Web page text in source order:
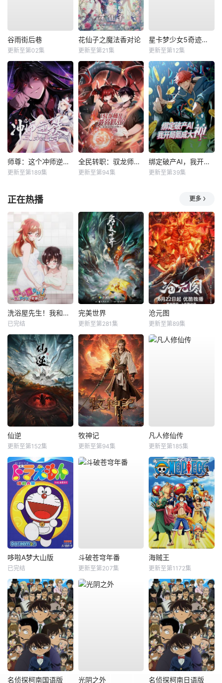
谷雨街后巷
更新至第02集
花仙子之魔法香对论
更新至第21集
星卡梦少女5奇迹绽放
更新至第12集
师尊：这个冲师逆徒才不是圣子动态漫
更新至第189集
全民转职：驭龙师是最弱职业？动态漫
更新至第94集
绑定破产AI，我开局氪成大神动态漫
更新至第39集
正在热播 更多
洗浴屋先生！我和那家伙在女浴池！？
已完结
完美世界
更新至第281集
沧元图
更新至第89集
仙逆
更新至第152集
牧神记
更新至第94集
凡人修仙传
更新至第185集
哆啦A梦大山版
已完结
斗破苍穹年番
更新至第207集
海贼王
更新至第1172集
名侦探柯南国语版 光阴之外 名侦探柯南日语版